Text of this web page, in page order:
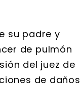
su padre y
de pulmón
del juez de
de daños